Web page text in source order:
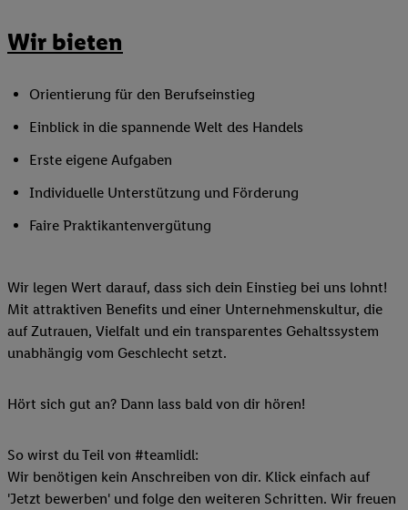
Wir bieten
Orientierung für den Berufseinstieg
Einblick in die spannende Welt des Handels
Erste eigene Aufgaben
Individuelle Unterstützung und Förderung
Faire Praktikantenvergütung
Wir legen Wert darauf, dass sich dein Einstieg bei uns lohnt!
Mit attraktiven Benefits und einer Unternehmenskultur, die
auf Zutrauen, Vielfalt und ein transparentes Gehaltssystem
unabhängig vom Geschlecht setzt.
Hört sich gut an? Dann lass bald von dir hören!
So wirst du Teil von #teamlidl:
Wir benötigen kein Anschreiben von dir. Klick einfach auf
'Jetzt bewerben' und folge den weiteren Schritten. Wir freuen